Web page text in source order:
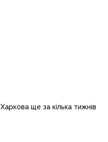
ще за кілька тижнів